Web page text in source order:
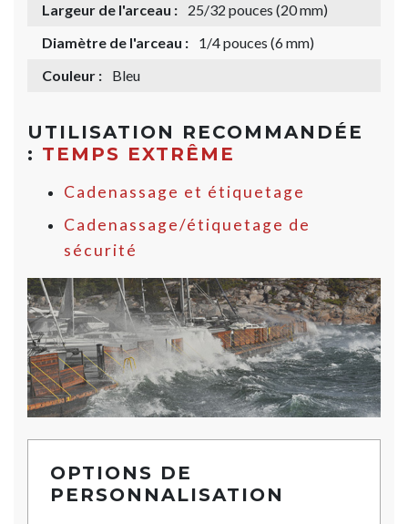
Largeur de l'arceau :
25/32 pouces (20 mm)
Diamètre de l'arceau :
1/4 pouces (6 mm)
Couleur :
Bleu
UTILISATION RECOMMANDÉE
: TEMPS EXTRÊME
Cadenassage et étiquetage
Cadenassage/étiquetage de
sécurité
OPTIONS DE
PERSONNALISATION